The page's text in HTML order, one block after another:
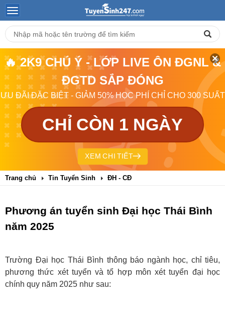
🔥 2K9 CHÚ Ý - LỚP LIVE ÔN ĐGNL &
ĐGTD SẮP ĐÓNG
ƯU ĐÃI ĐẶC BIỆT - GIẢM 50% HỌC PHÍ CHỈ CHO 300 SUẤT
CHỈ CÒN 1 NGÀY
XEM CHI TIẾT
Trang chủ Tin Tuyển Sinh ĐH - CĐ
Phương án tuyển sinh Đại học Thái Bình
năm 2025
Trường Đại học Thái Bình thông báo ngành học, chỉ tiêu,
phương thức xét tuyển và tổ hợp môn xét tuyển đại học
chính quy năm 2025 như sau: